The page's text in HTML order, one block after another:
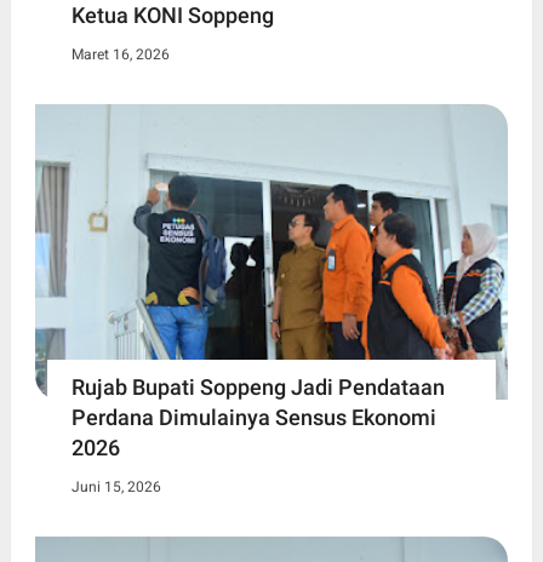
Ketua KONI Soppeng
Maret 16, 2026
Rujab Bupati Soppeng Jadi Pendataan
Perdana Dimulainya Sensus Ekonomi
2026
Juni 15, 2026